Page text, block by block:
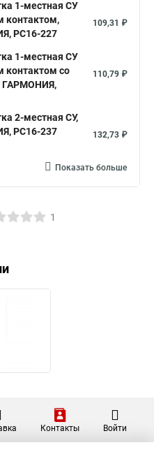
1-местная СУ
контактом,
РС16-227
109,31 ₽
1-местная СУ
со
ГАРМОНИЯ,
110,79 ₽
2-местная СУ,
РС16-237
132,73 ₽
Показать больше
1
Контакты Войти